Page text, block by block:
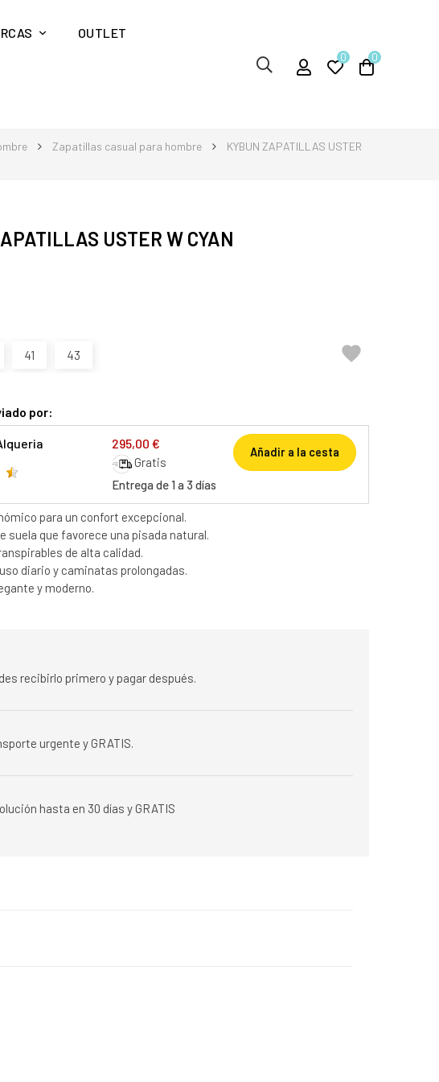
OUTLET
0 0
Zapatillas casual para hombre
KYBUN ZAPATILLAS USTER
USTER W CYAN
41 43 
por:
295,00 €
Gratis
Entrega de 1 a 3 días
Añadir a la cesta
para un confort excepcional.
suela que favorece una pisada natural.
de alta calidad.
diario y caminatas prolongadas.
y moderno.
recibirlo primero y pagar después.
urgente y GRATIS.
hasta en 30 días y GRATIS